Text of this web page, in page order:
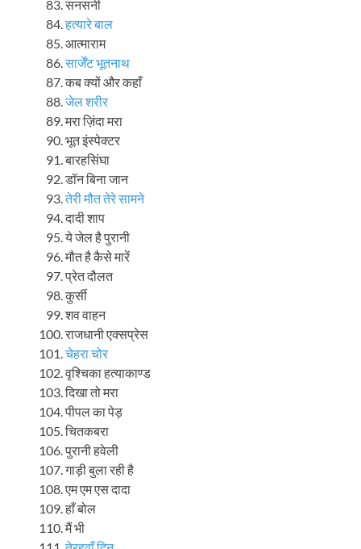
सनसनी
हत्यारे बाल
आत्माराम
सार्जेंट भूतनाथ
कब क्यों और कहाँ
जेल शरीर
मरा ज़िंदा मरा
भूत इंस्पेक्टर
बारहसिंघा
डॉन बिना जान
तेरी मौत तेरे सामने
दादी शाप
ये जेल है पुरानी
मौत है कैसे मारें
प्रेत दौलत
कुर्सी
शव वाहन
राजधानी एक्सप्रेस
चेहरा चोर
वृश्चिका हत्याकाण्ड
दिखा तो मरा
पीपल का पेड़
चितकबरा
पुरानी हवेली
गाड़ी बुला रही है
एम एम एस दादा
हाँ बोल
मैं भी